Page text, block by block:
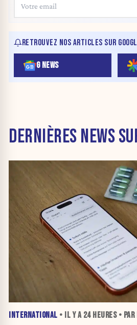
RETROUVEZ NOS ARTICLES SUR
G NEWS
DERNIÈRES NEWS
INTERNATIONAL • IL Y A 24 HEURES• PAR